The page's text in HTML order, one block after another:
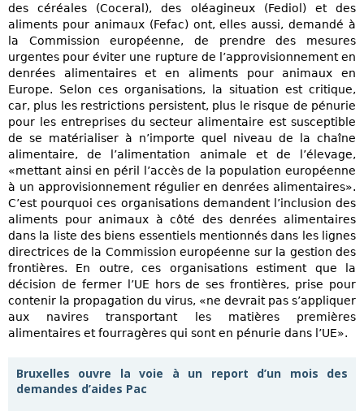
des céréales (Coceral), des oléagineux (Fediol) et des
aliments pour animaux (Fefac) ont, elles aussi, demandé à
la Commission européenne, de prendre des mesures
urgentes pour éviter une rupture de l’approvisionnement en
denrées alimentaires et en aliments pour animaux en
Europe. Selon ces organisations, la situation est critique,
car, plus les restrictions persistent, plus le risque de pénurie
pour les entreprises du secteur alimentaire est susceptible
de se matérialiser à n’importe quel niveau de la chaîne
alimentaire, de l’alimentation animale et de l’élevage,
«mettant ainsi en péril l’accès de la population européenne
à un approvisionnement régulier en denrées alimentaires».
C’est pourquoi ces organisations demandent l’inclusion des
aliments pour animaux à côté des denrées alimentaires
dans la liste des biens essentiels mentionnés dans les lignes
directrices de la Commission européenne sur la gestion des
frontières. En outre, ces organisations estiment que la
décision de fermer l’UE hors de ses frontières, prise pour
contenir la propagation du virus, «ne devrait pas s’appliquer
aux navires transportant les matières premières
alimentaires et fourragères qui sont en pénurie dans l’UE».
Bruxelles ouvre la voie à un report d’un mois des
demandes d’aides Pac